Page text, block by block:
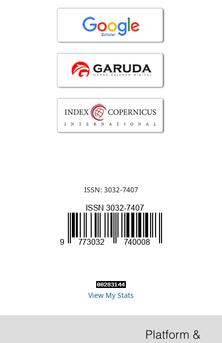
ISSN: 3032-7407
View My Stats